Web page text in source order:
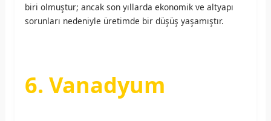
biri olmuştur; ancak son yıllarda ekonomik ve altyapı
sorunları nedeniyle üretimde bir düşüş yaşamıştır.
6. Vanadyum